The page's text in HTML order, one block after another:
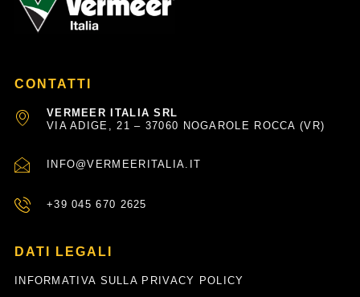
CONTATTI
VERMEER ITALIA SRL
VIA ADIGE, 21 – 37060 NOGAROLE ROCCA (VR)
INFO@VERMEERITALIA.IT
+39 045 670 2625
DATI LEGALI
INFORMATIVA SULLA PRIVACY POLICY